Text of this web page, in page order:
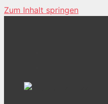
Zum Inhalt springen